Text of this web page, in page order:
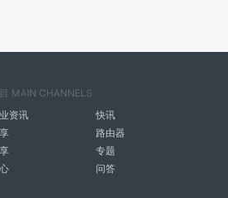
MAIN CHANNELS
资讯
快讯
路由器
专题
问答